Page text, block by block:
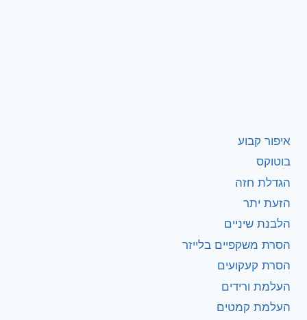
איפור קבוע
בוטוקס
הגדלת חזה
הזעת יתר
הלבנת שיניים
הסרת משקפיים בלייזר
הסרת קעקועים
העלמת ורידים
העלמת קמטים